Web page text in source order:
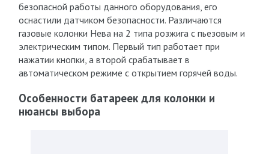
безопасной работы данного оборудования, его
оснастили датчиком безопасности. Различаются
газовые колонки Нева на 2 типа розжига с пьезовым и
электрическим типом. Первый тип работает при
нажатии кнопки, а второй срабатывает в
автоматическом режиме с открытием горячей воды.
Особенности батареек для колонки и
нюансы выбора